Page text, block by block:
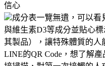
信心
成分表一覽無遺，可以
與維生素D3等成分並貼心
其製品），讓特殊體質的人
LINE的QR Code，想了解